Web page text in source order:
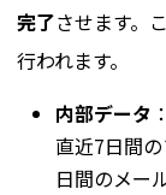
完了させます。
行われます。
内部データ
直近7日間
日間のメー